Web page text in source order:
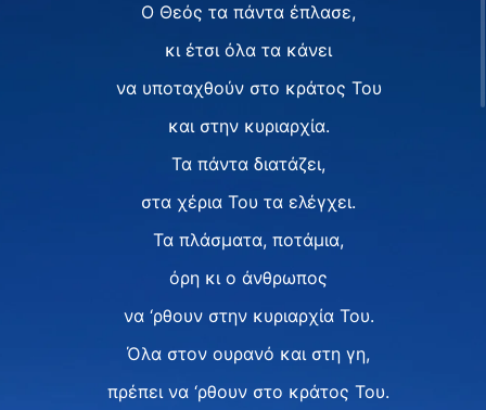
Ο Θεός τα πάντα έπλασε,
κι έτσι όλα τα κάνει
να υποταχθούν στο κράτος Του
και στην κυριαρχία.
Τα πάντα διατάζει,
στα χέρια Του τα ελέγχει.
Τα πλάσματα, ποτάμια,
όρη κι ο άνθρωπος
να ‘ρθουν στην κυριαρχία Του.
Όλα στον ουρανό και στη γη,
πρέπει να ‘ρθουν στο κράτος Του.